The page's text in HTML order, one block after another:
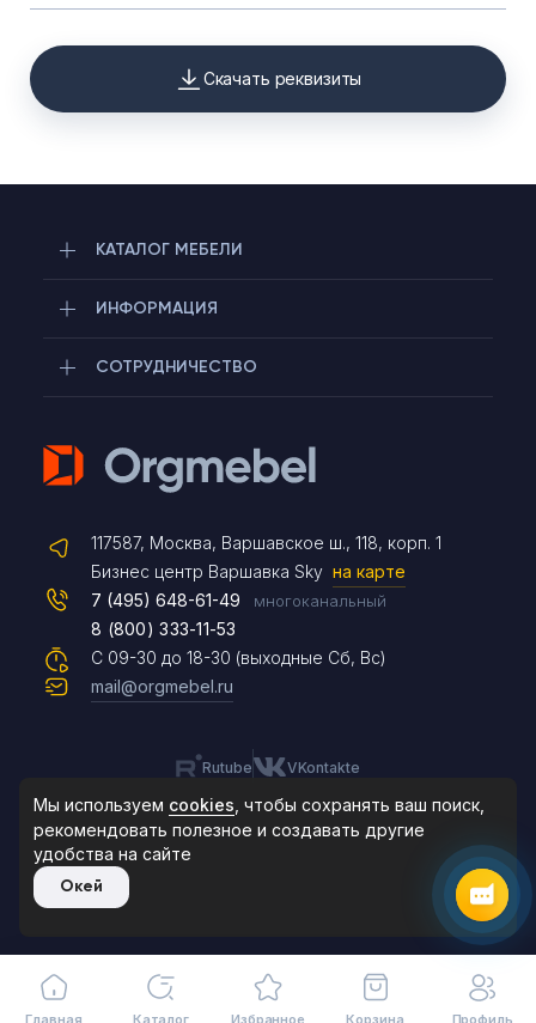
Скачать реквизиты
Главная Каталог Избранное Корзина Профиль
КАТАЛОГ МЕБЕЛИ
ИНФОРМАЦИЯ
СОТРУДНИЧЕСТВО
117587, Москва, Варшавское ш., 118, корп. 1
Бизнес центр Варшавка Sky на карте
С 09-30 до 18-30 (выходные Сб, Вс)
7 (495) 648-61-49 многоканальный
8 (800) 333-11-53
mail@orgmebel.ru
Rutube VKontakte
Продажа офисной мебели.
Все права защищены.
Telegram
Max
Чат на сайте
8 (495) 183-47-87
По будням с 09:30 до 18:30
Мы используем cookies , чтобы сохранять ваш поиск,
рекомендовать полезное и создавать другие
удобства на сайте
Окей